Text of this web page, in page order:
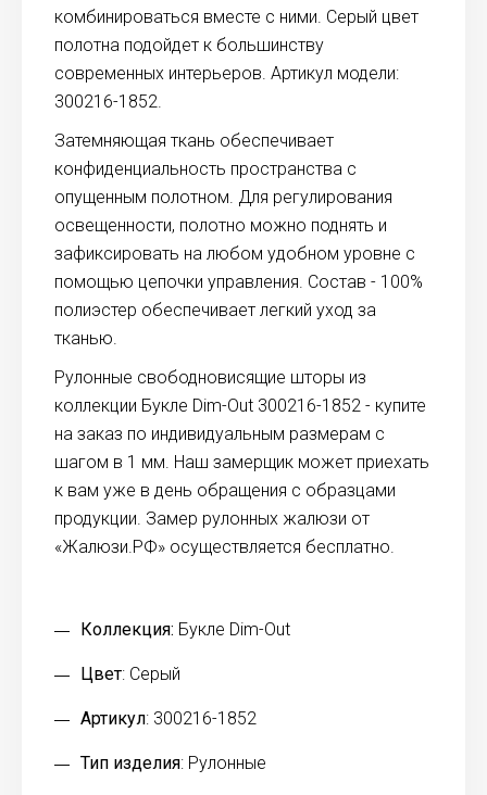
комбинироваться вместе с ними. Серый цвет
полотна подойдет к большинству
современных интерьеров. Артикул модели:
300216-1852.
Затемняющая ткань обеспечивает
конфиденциальность пространства с
опущенным полотном. Для регулирования
освещенности, полотно можно поднять и
зафиксировать на любом удобном уровне с
помощью цепочки управления. Состав - 100%
полиэстер обеспечивает легкий уход за
тканью.
Рулонные свободновисящие шторы из
коллекции Букле Dim-Out 300216-1852 - купите
на заказ по индивидуальным размерам с
шагом в 1 мм. Наш замерщик может приехать
к вам уже в день обращения с образцами
продукции. Замер рулонных жалюзи от
«Жалюзи.РФ» осуществляется бесплатно.
Коллекция: Букле Dim-Out
Цвет: Серый
Артикул: 300216-1852
Тип изделия: Рулонные